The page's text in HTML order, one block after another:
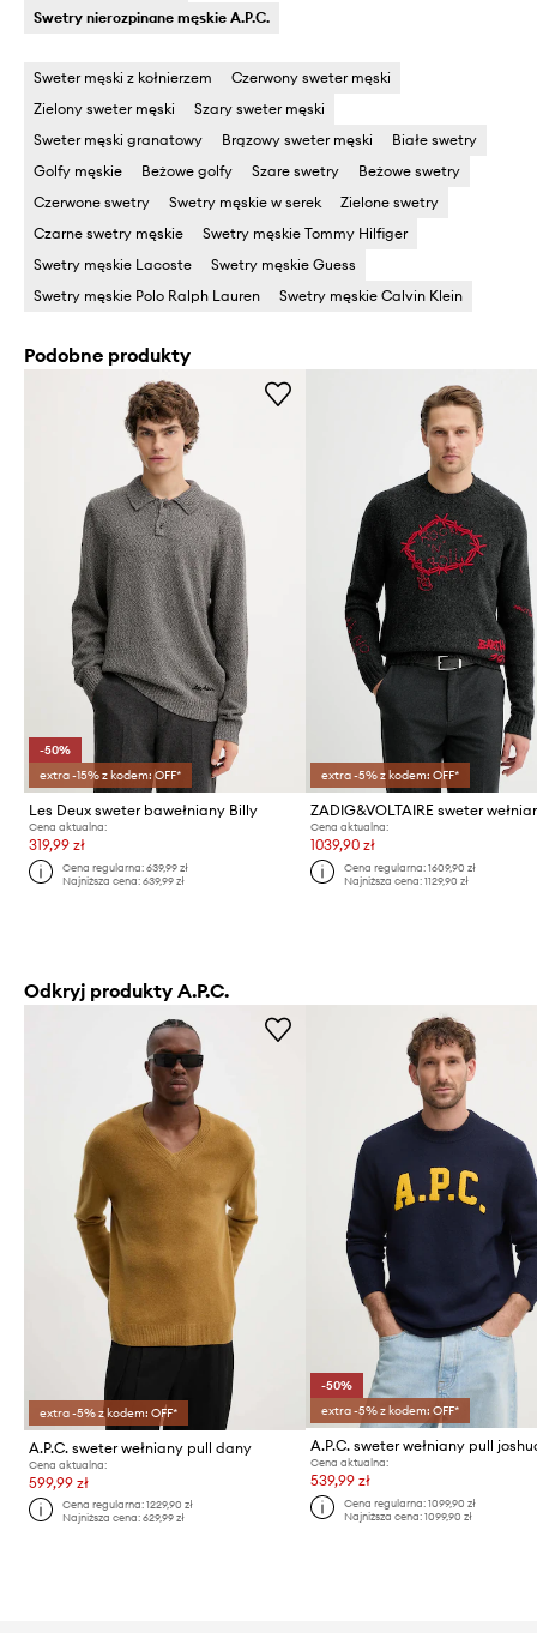
Swetry nierozpinane męskie A.P.C.
Sweter męski z kołnierzem
Czerwony sweter męski
Zielony sweter męski
Szary sweter męski
Sweter męski granatowy
Brązowy sweter męski
Białe swetry
Golfy męskie
Beżowe golfy Szare swetry
Beżowe swetry
Czerwone swetry
Swetry męskie w serek
Zielone swetry
Czarne swetry męskie
Swetry męskie Tommy Hilfiger
Swetry męskie Lacoste
Swetry męskie Guess
Swetry męskie Polo Ralph Lauren
Swetry męskie Calvin Klein
Podobne produkty
-50%
extra -15% z kodem: OFF*
Les Deux sweter bawełniany Billy
Cena aktualna:
319,99 zł
Cena regularna:639,99 zł
Najniższa cena:639,99 zł
extra -5% z kodem: OFF*
ZADIG&VOLTAIRE sweter
Cena aktualna:
1039,90 zł
Cena regularna: 1609,90 zł
Najniższa cena: 1129,90 zł
Odkryj produkty A.P.C.
extra -5% z kodem: OFF*
A.P.C. sweter wełniany pull dany
Cena aktualna:
599,99 zł
Cena regularna:1229,90 zł
Najniższa cena:629,99 zł
-50%
extra -5% z kodem: OFF*
A.P.C. sweter wełniany pull
Cena aktualna:
539,99 zł
Cena regularna: 1099,90 zł
Najniższa cena: 1099,90 zł